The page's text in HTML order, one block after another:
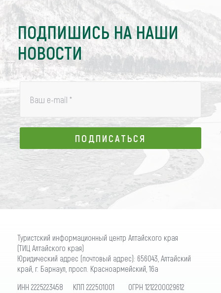
ПОДПИШИСЬ НА НАШИ
НОВОСТИ
Ваш e-mail *
ПОДПИСАТЬСЯ
ПОДПИСАТЬСЯ
Туристский информационный центр Алтайского края
(ТИЦ Алтайского края)
Юридический адрес (почтовый адрес): 656043, Алтайский
край, г. Барнаул, просп. Красноармейский, 16а
ИНН 2225223458 КПП 222501001 ОГРН 1212200029612